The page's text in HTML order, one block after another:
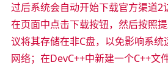
过后系统会自动开始下载官方渠道2
在页面中点击下载按钮，然后按照
议将其存储在非C盘，以免影响系
网络；在DevC++中新建一个C++